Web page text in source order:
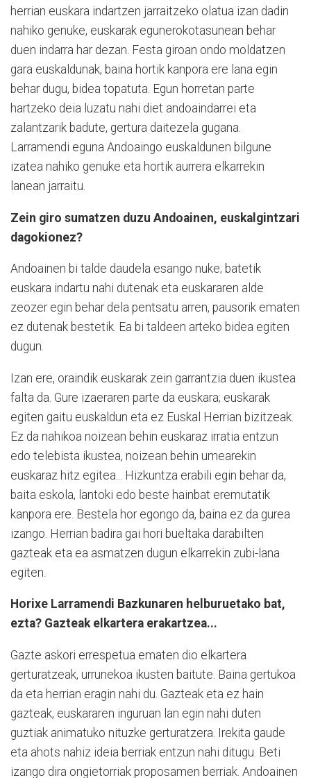
herrian euskara indartzen jarraitzeko olatua izan dadin
nahiko genuke, euskarak egunerokotasunean behar
duen indarra har dezan. Festa giroan ondo moldatzen
gara euskaldunak, baina hortik kanpora ere lana egin
behar dugu, bidea topatuta. Egun horretan parte
hartzeko deia luzatu nahi diet andoaindarrei eta
zalantzarik badute, gertura daitezela gugana.
Larramendi eguna Andoaingo euskaldunen bilgune
izatea nahiko genuke eta hortik aurrera elkarrekin
lanean jarraitu.
Zein giro sumatzen duzu Andoainen, euskalgintzari
dagokionez?
Andoainen bi talde daudela esango nuke; batetik
euskara indartu nahi dutenak eta euskararen alde
zeozer egin behar dela pentsatu arren, pausorik ematen
ez dutenak bestetik. Ea bi taldeen arteko bidea egiten
dugun.
Izan ere, oraindik euskarak zein garrantzia duen ikustea
falta da. Gure izaeraren parte da euskara; euskarak
egiten gaitu euskaldun eta ez Euskal Herrian bizitzeak.
Ez da nahikoa noizean behin euskaraz irratia entzun
edo telebista ikustea, noizean behin umearekin
euskaraz hitz egitea... Hizkuntza erabili egin behar da,
baita eskola, lantoki edo beste hainbat eremutatik
kanpora ere. Bestela hor egongo da, baina ez da gurea
izango. Herrian badira gai hori bueltaka darabilten
gazteak eta ea asmatzen dugun elkarrekin zubi-lana
egiten.
Horixe Larramendi Bazkunaren helburuetako bat,
ezta? Gazteak elkartera erakartzea...
Gazte askori errespetua ematen dio elkartera
gerturatzeak, urrunekoa ikusten baitute. Baina gertukoa
da eta herrian eragin nahi du. Gazteak eta ez hain
gazteak, euskararen inguruan lan egin nahi duten
guztiak animatuko nituzke gerturatzera. Irekita gaude
eta ahots nahiz ideia berriak entzun nahi ditugu. Beti
izango dira ongietorriak proposamen berriak. Andoainen